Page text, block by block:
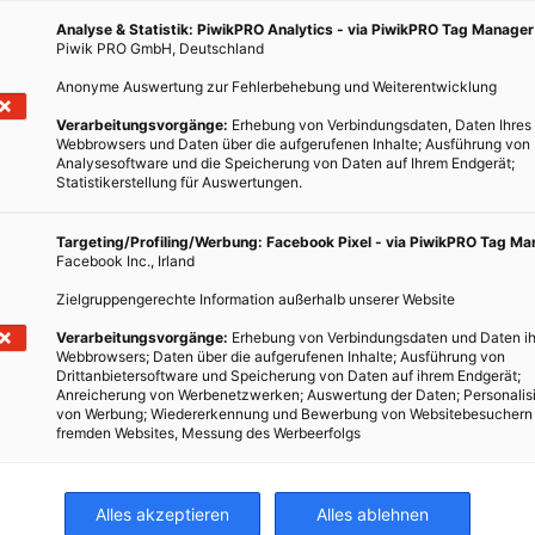
MOBILITÄT
Autobranche: Ein Rekordjahr 2011
27. DEZEMBER 2011 VONENERGIELEBEN REDAKTION
Für die österreichische Automobilbranche ist 2011 ein
ausgesprochen gutes Jahr gewesen. 330.000 Pkw-
Neuzulassungen bis November, so viele wie nie zuvor,
Neuzulassungen, das bedeutet auf dem…
Analyse & Statistik: PiwikPRO Analytics - via PiwikPRO Tag Manager
Piwik PRO GmbH, Deutschland
Anonyme Auswertung zur Fehlerbehebung und Weiterentwicklung
Verarbeitungsvorgänge: Erhebung von Verbindungsdaten, Daten Ihres
Webbrowsers und Daten über die aufgerufenen Inhalte; Ausführung von
Analysesoftware und die Speicherung von Daten auf Ihrem Endgerät;
Statistikerstellung für Auswertungen.
Targeting/Profiling/Werbung: Facebook Pixel - via PiwikPRO Tag
Facebook Inc., Irland
Zielgruppengerechte Information außerhalb unserer Website
Verarbeitungsvorgänge: Erhebung von Verbindungsdaten und Daten
Webbrowsers; Daten über die aufgerufenen Inhalte; Ausführung von
Drittanbietersoftware und Speicherung von Daten auf ihrem Endgerät;
Anreicherung von Werbenetzwerken; Auswertung der Daten;
von Werbung; Wiedererkennung und Bewerbung von
fremden Websites, Messung des Werbeerfolgs
Alles akzeptieren Alles ablehnen